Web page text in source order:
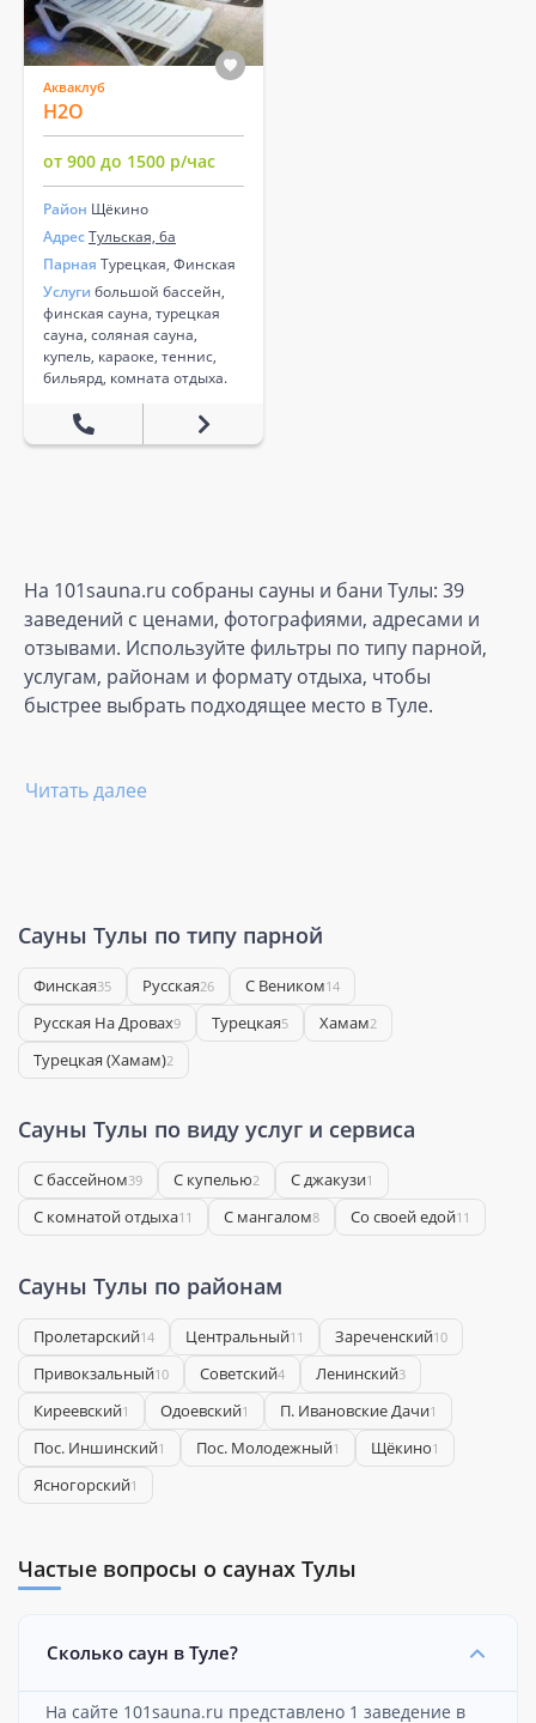
Акваклуб
Н2О
от 900 до 1500 р/час
Район Щёкино
АдресТульская, 6а
Парная Турецкая, Финская
Услуги большой бассейн,
финская сауна, турецкая
сауна, соляная сауна,
купель, караоке, теннис,
бильярд, комната отдыха.
На 101sauna.ru собраны сауны и бани Тулы: 39
заведений с ценами, фотографиями, адресами и
отзывами. Используйте фильтры по типу парной,
услугам, районам и формату отдыха, чтобы
быстрее выбрать подходящее место в Туле.
Читать далее
Сауны Тулы по типу парной
Финская35 Русская26 С Веником14
Русская На Дровах9 Турецкая5 Хамам2
Турецкая (Хамам)2
Сауны Тулы по виду услуг и сервиса
С бассейном39 С купелью2 С джакузи1
С комнатой отдыха11 С мангалом8 Со своей едой11
Сауны Тулы по районам
Пролетарский14 Центральный11 Зареченский10
Привокзальный10 Советский4 Ленинский3
Киреевский1 Одоевский1 П. Ивановские Дачи1
Пос. Иншинский1 Пос. Молодежный1 Щёкино1
Ясногорский1
Частые вопросы о саунах Тулы
Сколько саун в Туле?
На сайте 101sauna.ru представлено 1 заведение в